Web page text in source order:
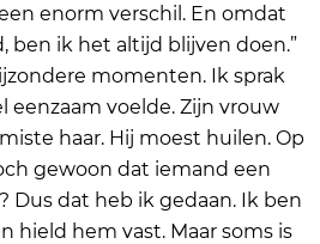
enorm verschil. En omdat
ben ik het altijd blijven doen.”
momenten. Ik sprak
eenzaam voelde. Zijn vrouw
haar. Hij moest huilen. Op
gewoon dat iemand een
Dus dat heb ik gedaan. Ik ben
hield hem vast. Maar soms is